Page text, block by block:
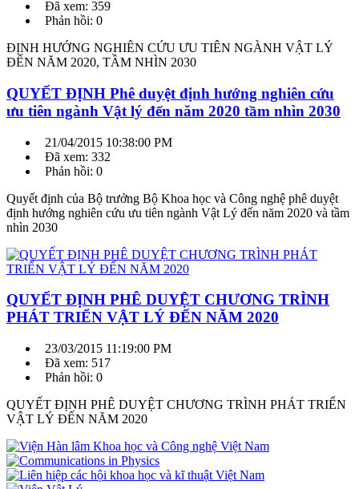
Đã xem: 359
Phản hồi: 0
ĐỊNH HƯỚNG NGHIÊN CỨU ƯU TIÊN NGÀNH VẬT LÝ
ĐẾN NĂM 2020, TẦM NHÌN 2030
QUYẾT ĐỊNH Phê duyệt định hướng nghiên cứu
ưu tiên ngành Vật lý đến năm 2020 tầm nhìn 2030
21/04/2015 10:38:00 PM
Đã xem: 332
Phản hồi: 0
Quyết định của Bộ trưởng Bộ Khoa học và Công nghệ phê duyệt
định hướng nghiên cứu ưu tiên ngành Vật Lý đến năm 2020 và tầm
nhìn 2030
QUYẾT ĐỊNH PHÊ DUYỆT CHƯƠNG TRÌNH
PHÁT TRIỂN VẬT LÝ ĐẾN NĂM 2020
23/03/2015 11:19:00 PM
Đã xem: 517
Phản hồi: 0
QUYẾT ĐỊNH PHÊ DUYỆT CHƯƠNG TRÌNH PHÁT TRIỂN
VẬT LÝ ĐẾN NĂM 2020